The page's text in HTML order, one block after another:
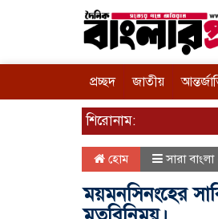
প্রচ্ছদ জাতীয়
শিরোনাম:
হোম সারা
ময়মনসিনংহের